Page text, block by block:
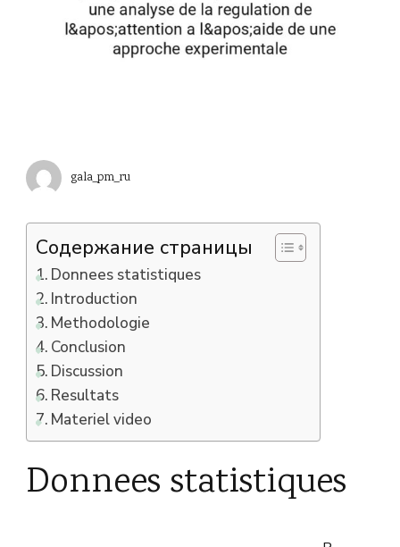
gala_pm_ru
Содержание страницы
Donnees statistiques
Introduction
Methodologie
Conclusion
Discussion
Resultats
Materiel video
Donnees statistiques